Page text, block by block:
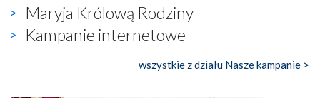
Maryja Królową Rodziny
Kampanie internetowe
wszystkie z działu Nasze kampanie >